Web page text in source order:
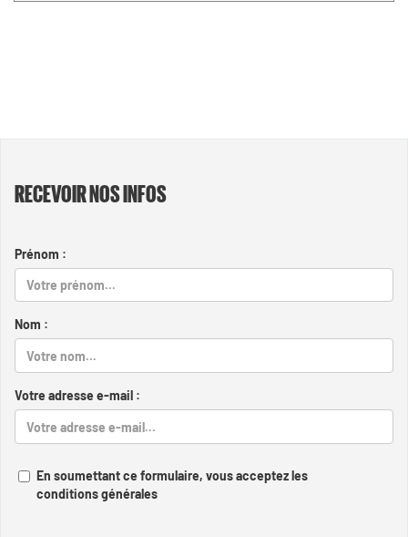
RECEVOIR NOS INFOS
Prénom :
Nom :
Votre adresse e-mail :
En soumettant ce formulaire, vous acceptez les
conditions générales